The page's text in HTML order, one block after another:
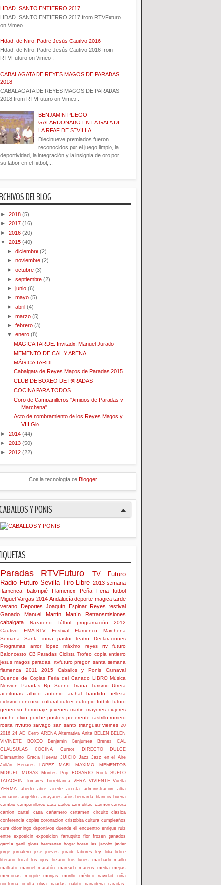
HDAD. SANTO ENTIERRO 2017
HDAD. SANTO ENTIERRO 2017 from RTVFuturo
on Vimeo .
Hdad. de Ntro. Padre Jesús Cautivo 2016
Hdad. de Ntro. Padre Jesús Cautivo 2016 from
RTVFuturo on Vimeo .
CABALAGATA DE REYES MAGOS DE PARADAS
2018
CABALAGATA DE REYES MAGOS DE PARADAS
2018 from RTVFuturo on Vimeo .
BENJAMIN PLIEGO
GALARDONADO EN LA GALA DE
LA RFAF DE SEVILLA
Diecinueve premiados fueron
reconocidos por el juego limpio, la
deportividad, la integración y la insignia de oro por
su labor en el futbol,...
DEL BLOG
► 2018 (5)
► 2017 (16)
► 2016 (20)
▼ 2015 (40)
►diciembre(2)
►noviembre(2)
►octubre(3)
►septiembre(2)
►junio(6)
►mayo(5)
►abril(4)
►marzo(5)
►febrero(3)
▼enero(8)
MAGICA TARDE. Invitado: Manuel Jurado
MEMENTO DE CAL Y ARENA
MÁGICA TARDE
Cabalgata de Reyes Magos de Paradas 2015
CLUB DE BOXEO DE PARADAS
COCINA PARA TODOS
Coro de Campanilleros "Amigos de Paradas y
Marchena"
Acto de nombramiento de los Reyes Magos y
VIII Glo...
► 2014 (44)
► 2013 (50)
► 2012 (22)
Con la tecnología de Blogger.
CABALLOS Y PONIS
Paradas RTVFuturo
TV Futuro
Radio Futuro Sevilla Tiro Libre 2013 semana
flamenca
balompié Flamenco Peña Feria
futbol
Miguel Vargas 2014 Andalucía deporte magica tarde
verano Deportes Joaquín Espinar Reyes
festival
Ganado
Manuel Martín Martín
Retransmisiones
cabalgata
Nazareno fútbol programación
2012
Cautivo
EMA-RTV Festival Flamenco
Marchena
Semana Santa
inma pastor teatro
Declaraciones
Programas
amor lópez máximo reyes
rtv futuro
Baloncesto CB Paradas Ciclista Trofeo copla entierro
jesus magos paradas. rtvfuturo pregon santa semana
flamenca
2011 2015 Caballos y Ponis
Carnaval
Duende de Coplas Feria del Ganado LIBRO Música
Nervión
Paradas Bp Sueño Triana Turismo
Utrera
aceitunas
albino antonio arahal bandido
belleza
ciclismo concurso cultural dulces eutropio futbito futuro
generoso homenaje jovenes martin mayores mujeres
noche olivo porche postres preferente rastrillo romero
rosita rtvfutro salvago san santo triangular viernes 20
2016 24 AD Cerro ARENA Alternativa Anita BELEN
BELEN
VIVINETE
BOXEO Benjamin Benjumea Brenes
CAL
CLAUSULAS
COCINA Cursos DIRECTO
DULCE
Diamantino Gracia Huevar JUICIO Jazz
Jazz en el Aire
Julián Henares
LOPEZ MARI MAXIMO
MEMENTOS
MIGUEL
MUSAS Montes Pop ROSARIO Rock
SUELO
TATACHIN
Tomares Torreblanca VERA VIVIENTE
Vuelta
YERMA
aberto abre aceite acosta administración
alba
ancianos angelitos arrayanes años bernarda blancos buena
cambio campanilleros cara carlos carmelitas carmen carrera
carrion
cartel casa cañamero certamen circuito
clasica
conferencia coplas coronacion cristobita cultura cumpleaños
cura ddomingo deportivos duende eli encuentro enrique ruiz
entre
exposicin exposicion farruquito flor frozen
ganados
garcía genil glosa hermanas hogar horas ies jacobo javier
jorge
jornalero jose jueves jurado labores ley lidia
lidice
literario
local los ojos lozano luis lunes machado
maillo
maltrato
manuel maratón mareado mareos media
mejias
memorias
mogote monjas morillo médico navidad
niña
nocturna
oculta oliva paadas pakito panaderia paradas.